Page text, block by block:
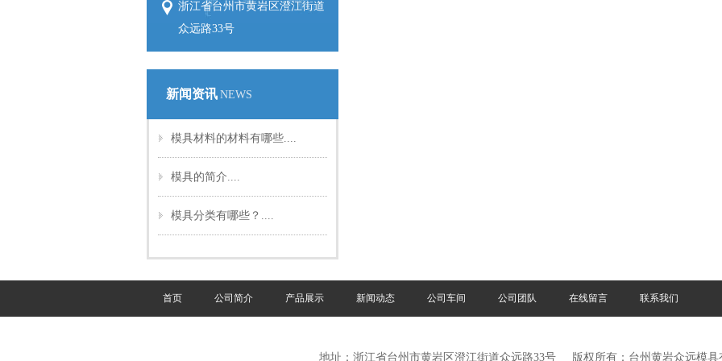
浙江省台州市黄岩区澄江街道
众远路33号
新闻资讯 NEWS
模具材料的材料有哪些....
模具的简介....
模具分类有哪些？....
首页 公司简介 产品展示 新闻动态 公司车间 公司团队 在线留言 联系我们
地址：浙江省台州市黄岩区澄江街道众远路33号 版权所有：台州黄岩众远模具